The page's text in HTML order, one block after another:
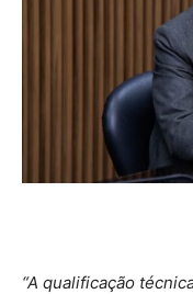
“A qualificação